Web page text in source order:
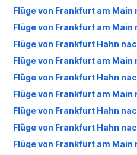
Flüge von Frankfurt am
Flüge von Frankfurt am Main
Flüge von Frankfurt Hahn
Flüge von Frankfurt am
Flüge von Frankfurt Hahn
Flüge von Frankfurt am Main
Flüge von Frankfurt Hahn
Flüge von Frankfurt Hahn
Flüge von Frankfurt am Main